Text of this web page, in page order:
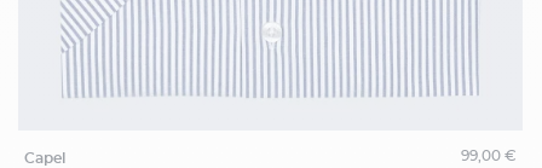
capel
99,00 €